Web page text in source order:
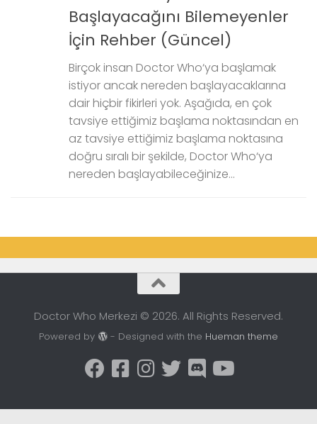
Başlayacağını Bilemeyenler
İçin Rehber (Güncel)
Birçok insan Doctor Who‘ya başlamak
istiyor ancak nereden başlayacaklarına
dair hiçbir fikirleri yok. Aşağıda, en çok
tavsiye ettiğimiz başlama noktasından en
az tavsiye ettiğimiz başlama noktasına
doğru sıralı bir şekilde, Doctor Who‘ya
nereden başlayabileceğinize...
Doctor Who Merkezi © 2026. All Rights Reserved.
Powered by - Designed with the Hueman theme